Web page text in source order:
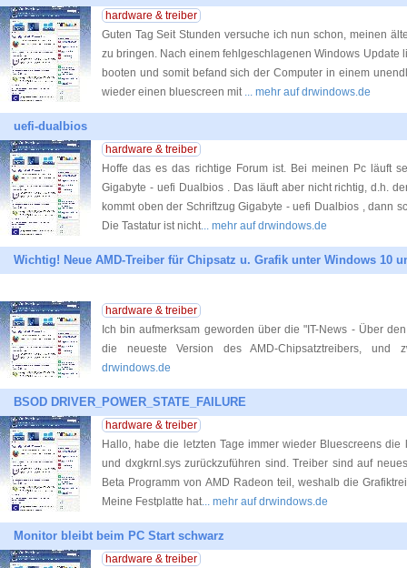
hardware & treiber
Guten Tag Seit Stunden versuche ich nun schon, meinen
zu bringen. Nach einem fehlgeschlagenen Windows Update
booten und somit befand sich der Computer in einem
wieder einen bluescreen mit ... mehr auf drwindows.de
uefi-dualbios
hardware & treiber
Hoffe das es das richtige Forum ist. Bei meinen Pc läuft
Gigabyte - uefi Dualbios . Das läuft aber nicht richtig, d.h.
kommt oben der Schriftzug Gigabyte - uefi Dualbios , dann
Die Tastatur ist nicht... mehr auf drwindows.de
Wichtig! Neue AMD-Treiber für Chipsatz u. Grafik unter Windows 10
hardware & treiber
Ich bin aufmerksam geworden über die "IT-News - Über
die neueste Version des AMD-Chipsatztreibers, und
drwindows.de
BSOD DRIVER_POWER_STATE_FAILURE
hardware & treiber
Hallo, habe die letzten Tage immer wieder Bluescreens
und dxgkrnl.sys zurückzuführen sind. Treiber sind auf
Beta Programm von AMD Radeon teil, weshalb die
Meine Festplatte hat... mehr auf drwindows.de
Monitor bleibt beim PC Start schwarz
hardware & treiber